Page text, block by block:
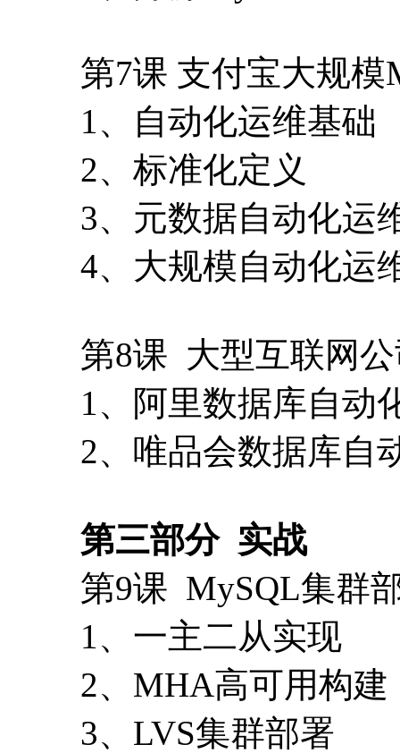
第7课 支付宝大规
1、自动化运维基础
2、标准化定义
3、元数据自动化运
4、大规模自动化运
第8课 大型互联网
1、阿里数据库自动
2、唯品会数据库自
第三部分 实战
第9课 MySQL集群
1、一主二从实现
2、MHA高可用构建
3、LVS集群部署